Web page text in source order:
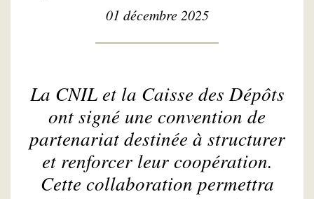
01 décembre 2025
La CNIL et la Caisse des Dépôts
ont signé une convention de
partenariat destinée à structurer
et renforcer leur coopération.
Cette collaboration permettra